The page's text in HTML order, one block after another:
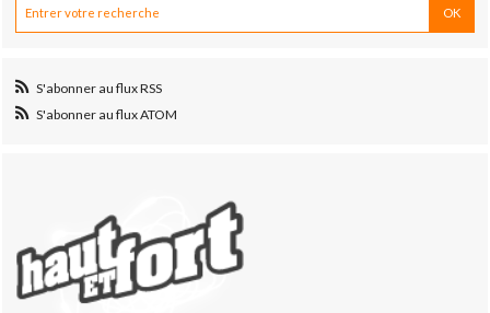
S'abonner au flux RSS
S'abonner au flux ATOM